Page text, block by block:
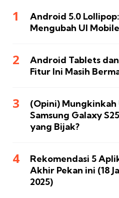
Android 5.0
Mengubah UI
Android Tablets
Fitur Ini Masih
(Opini)
Samsung Galaxy
yang Bijak?
Rekomendasi 5
Akhir Pekan ini (18
2025)